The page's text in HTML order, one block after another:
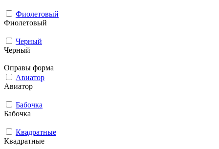
Фиолетовый
Фиолетовый
Черный
Черный
Оправы форма
Авиатор
Авиатор
Бабочка
Бабочка
Квадратные
Квадратные